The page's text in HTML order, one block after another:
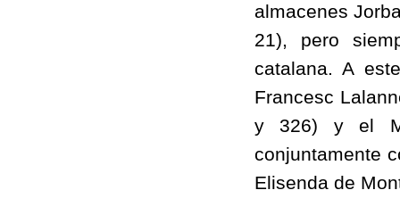
almacenes
21), pero
catalana. A
Francesc
y 326) y el
conjuntamente
Elisenda de